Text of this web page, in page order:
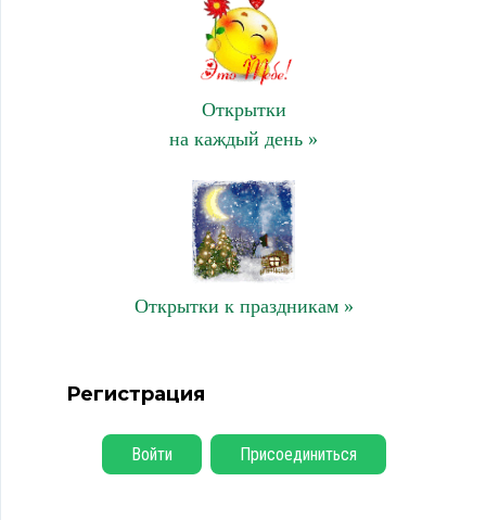
Открытки
на каждый день »
Открытки к праздникам »
Регистрация
Войти Присоединиться